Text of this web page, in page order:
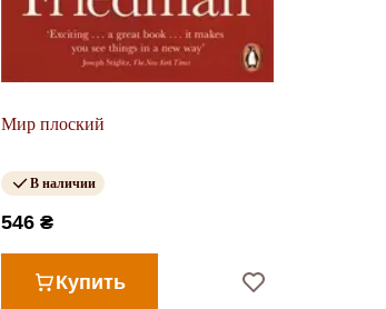
Мир плоский
В наличии
546 ₴
Купить